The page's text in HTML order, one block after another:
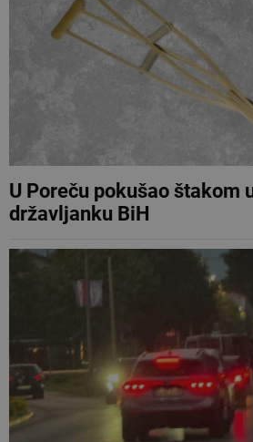
U Poreču pokušao štakom
državljanku BiH